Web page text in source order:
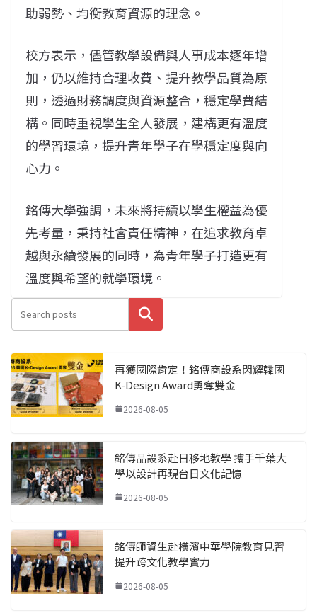
助弱勢、均衡教育資源的理念。
校方表示，儘管教學設備與人事成本逐年增
加，仍以維持合理收費、提升教學品質為原
則，透過財務調度與資源整合，穩定學費結
構。同時重視學生全人發展，建構更有溫度
的學習環境，提升青年學子在學穩定度與向
心力。
銘傳大學強調，未來將持續以學生權益為優
先考量，秉持社會責任精神，在追求教育卓
越與永續發展的同時，為青年學子打造更有
溫度與希望的就學環境。
搜尋
再獲國際肯定！銘傳商設系閃耀韓國
K-Design Award勇奪雙金
2026-08-05
銘傳品設系赴日移地教學 攜手千葉大
學以設計再現台日文化記憶
2026-08-05
銘傳師資生赴橫濱中華學院教育見習
提升跨文化教學實力
2026-08-05